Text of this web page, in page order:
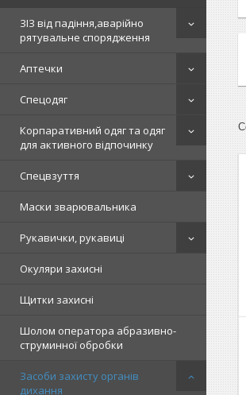
ЗІЗ від падіння,аварійно
рятувальне спорядження
Аптечки
Спецодяг
Корпаративний одяг та одяг
для активного відпочинку
Спецвзуття
Маски зварювальника
Рукавички, рукавиці
Окуляри захисні
Щитки захисні
Шолом оператора абразивно-
струминної обробки
Засоби захисту органів
дихання